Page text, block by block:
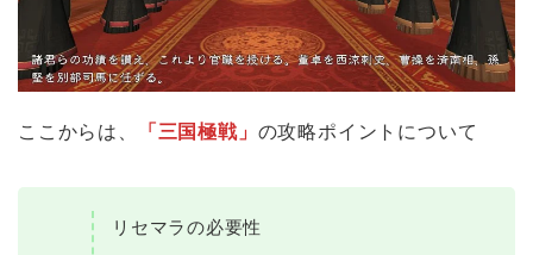
ここからは、 「三国極戦」 の攻略ポイントについて
リセマラの必要性